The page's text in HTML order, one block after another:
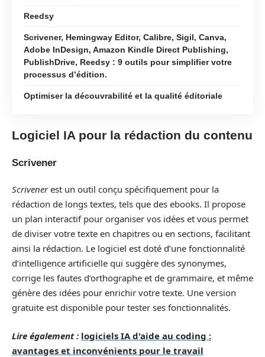
Reedsy
Scrivener, Hemingway Editor, Calibre, Sigil, Canva,
Adobe InDesign, Amazon Kindle Direct Publishing,
PublishDrive, Reedsy : 9 outils pour simplifier votre
processus d’édition.
Optimiser la découvrabilité et la qualité éditoriale
Logiciel IA pour la rédaction du contenu
Scrivener
Scrivenerest un outil conçu spécifiquement pour la
rédaction de longs textes, tels que des ebooks. Il propose
un plan interactif pour organiser vos idées et vous permet
de diviser votre texte en chapitres ou en sections, facilitant
ainsi la rédaction. Le logiciel est doté d’une fonctionnalité
d’intelligence artificielle qui suggère des synonymes,
corrige les fautes d’orthographe et de grammaire, et même
génère des idées pour enrichir votre texte. Une version
gratuite est disponible pour tester ses fonctionnalités.
Lire également : logiciels IA d'aide au coding :
avantages et inconvénients pour le travail